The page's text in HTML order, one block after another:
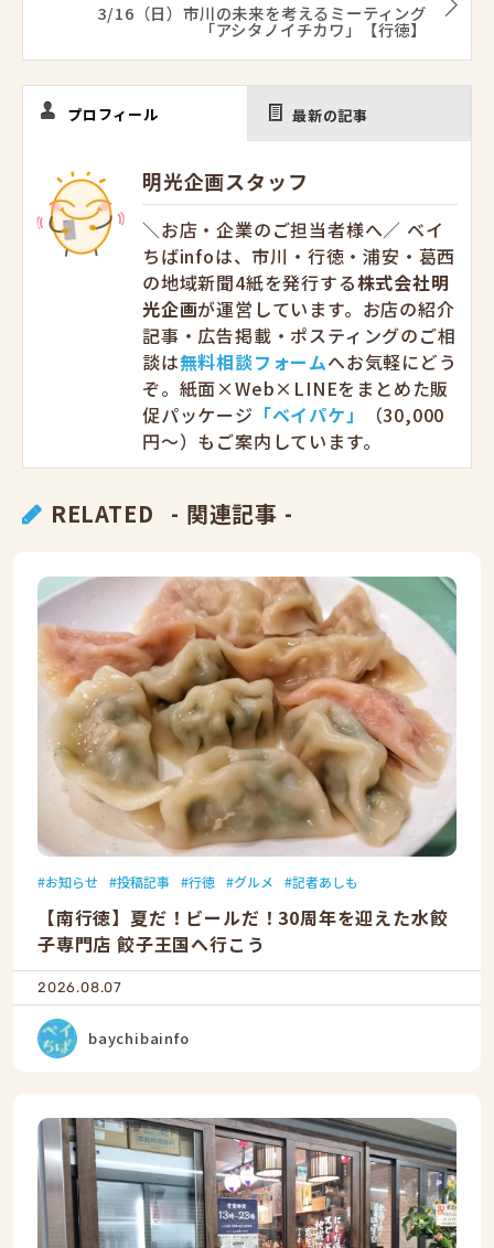
3/16（日）市川の未来を考えるミーティング
「アシタノイチカワ」【行徳】
プロフィール 最新の記事
明光企画スタッフ
＼お店・企業のご担当者様へ／ ベイ
ちばinfoは、市川・行徳・浦安・葛西
の地域新聞4紙を発行する株式会社明
光企画が運営しています。お店の紹介
記事・広告掲載・ポスティングのご相
談は無料相談フォームへお気軽にどう
ぞ。紙面×Web×LINEをまとめた販
促パッケージ 「ベイパケ」
（30,000
円〜）もご案内しています。
RELATED - 関連記事 -
お知らせ 投稿記事 行徳 グルメ 記者あしも
【南行徳】夏だ！ビールだ！30周年を迎えた水餃
子専門店 餃子王国へ行こう
2026.08.07
baychibainfo